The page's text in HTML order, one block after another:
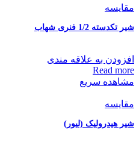
مقایسه
شیر تکدسته 1/2 فنری شهاب
افزودن به علاقه مندی
Read more
مشاهده سریع
مقایسه
شیر هیدرولیک (لیور)